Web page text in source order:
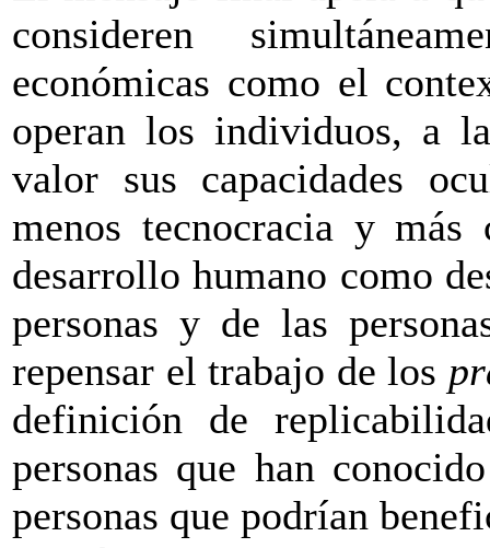
consideren
económicas como el
operan los individuos, a
valor sus capacidades
menos tecnocracia y
desarrollo humano como
personas y de las
repensar el trabajo de los
definición de
personas que han
personas que podrían